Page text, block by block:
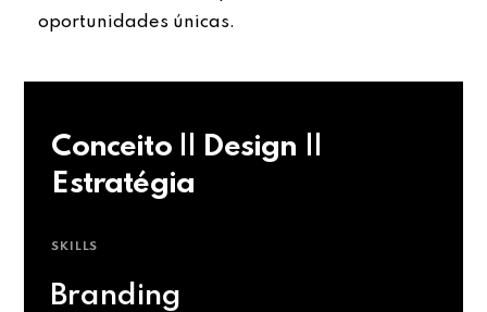
oportunidades únicas.
Conceito || Design ||
Estratégia
SKILLS
Branding